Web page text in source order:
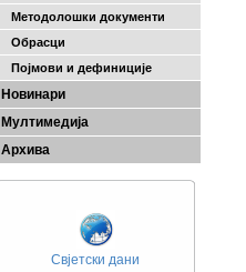
Методолошки документи
Обрасци
Појмови и дефиниције
Новинари
Мултимедија
Архива
Свјетски дани